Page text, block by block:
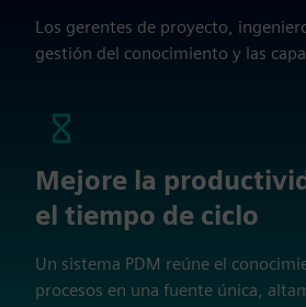
Los gerentes de proyecto,
gestión del conocimiento y las
Mejore la
el tiempo de ciclo
Un sistema PDM reúne el
procesos en una fuente única,